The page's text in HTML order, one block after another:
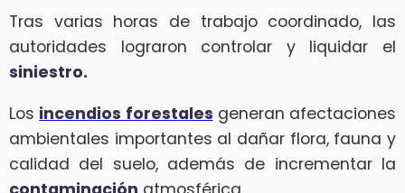
Tras varias horas de trabajo coordinado, las
autoridades lograron controlar y liquidar el
siniestro.
Los incendios forestales generan afectaciones
ambientales importantes al dañar flora, fauna y
calidad del suelo, además de incrementar la